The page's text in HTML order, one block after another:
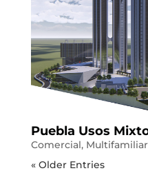
Puebla Usos
Comercial, Multifamiliar
« Older Entries